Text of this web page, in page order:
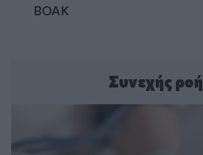
ΒΟΑΚ
Συνεχής ροή